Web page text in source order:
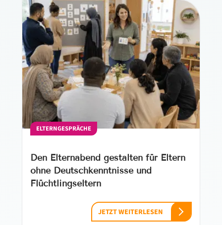
ELTERNGESPRÄCHE
Den Elternabend gestalten für Eltern
ohne Deutschkenntnisse und
Flüchtlingseltern
JETZT WEITERLESEN